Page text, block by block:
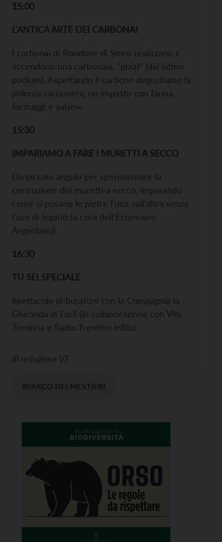
15:00
L'ANTICA ARTE DEI CARBONAI
I carbonai di Bondone di Storo realizzano e
accendono una carbonaia, “poiat” (dal latino
podium). Aspettando il carbone degustiamo la
polenta carbonera, un impasto con farina,
formaggi e salame
15:30
IMPARIAMO A FARE I MURETTI A SECCO
Un piccolo angolo per sperimentare la
costruzione dei muretti a secco, imparando
come si posano le pietre l'una sull'altra senza
l'uso di leganti (a cura dell'Ecomuseo
Argentario)
16:30
TU SEI SPECIALE
Spettacolo di burattini con la Compagnia la
Ghironda di Forlì (in collaborazione con Vita
Trentina e Radio Trentino inBlu)
di redazione VT
#PARCO DEI MESTIERI